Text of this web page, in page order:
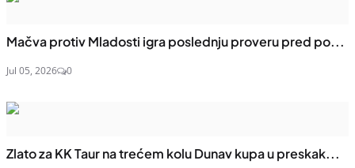
Mačva protiv Mladosti igra poslednju proveru pred po...
Jul 05, 2026 0
Zlato za KK Taur na trećem kolu Dunav kupa u preskak...